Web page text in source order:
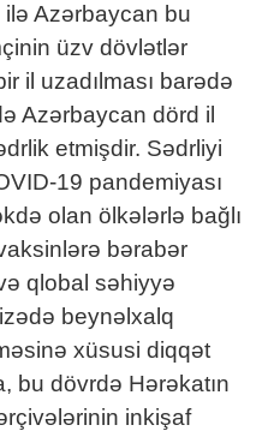
ilə Azərbaycan bu
üzv dövlətlər
il uzadılması barədə
Azərbaycan dörd il
etmişdir. Sədrliyi
19 pandemiyası
olan ölkələrlə bağlı
bərabər
qlobal səhiyyə
beynəlxalq
xüsusi diqqət
bu dövrdə Hərəkatın
inkişaf